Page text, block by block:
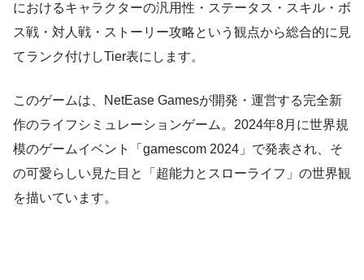
におけるキャラクターの汎用性・ステータス・スキル・ボ
ス戦・対人戦・ストーリー攻略という観点から総合的に見
てランク付けしTier表にします。
このゲームは、NetEase Gamesが開発・運営する完全新
作のライフシミュレーションゲーム。2024年8月に世界規
模のゲームイベント「gamescom 2024」で発表され、そ
の可愛らしい見た目と「超能力とスローライフ」の世界観
を描いています。